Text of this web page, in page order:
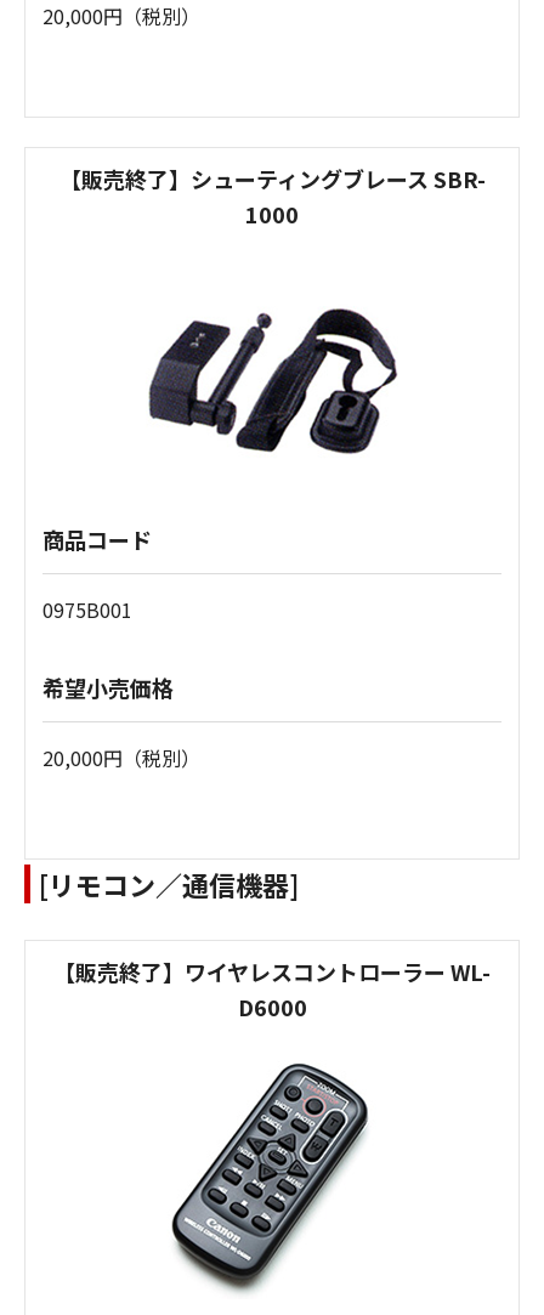
20,000円（税別）
【販売終了】シューティングブレース SBR-
1000
商品コード
0975B001
希望小売価格
20,000円（税別）
[リモコン／通信機器]
【販売終了】ワイヤレスコントローラー WL-
D6000